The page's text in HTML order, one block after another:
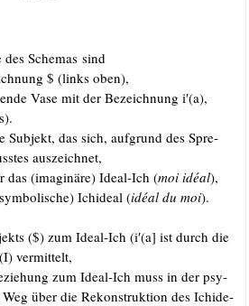
Sche­mas sind
$ (links oben),
Vase mit der Bezeich­nung i′(a),
Sub­jekt, das sich, auf­grund des Spre­
auszeichnet,
das (ima­gi­nä­re) Ide­al-Ich (moi idé­al),
Ichide­al (idé­al du moi).
($) zum Ide­al-Ich (i′(a] ist durch die
vermittelt,
zum Ide­al-Ich muss in der psy­
über die Rekon­struk­ti­on des Ichide­